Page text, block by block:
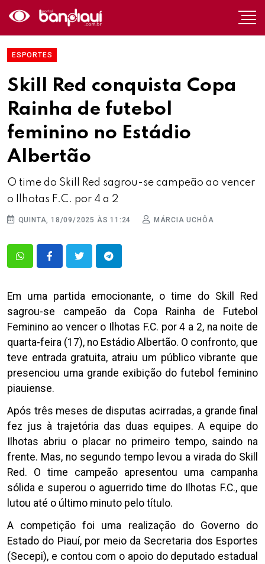
ESPORTES
Skill Red conquista Copa
Rainha de futebol
feminino no Estádio
Albertão
O time do Skill Red sagrou-se campeão ao vencer
o Ilhotas F.C. por 4 a 2
QUINTA, 18/09/2025 ÀS 11:24 MÁRCIA UCHÔA
Em uma partida emocionante, o time do Skill Red
sagrou-se campeão da Copa Rainha de Futebol
Feminino ao vencer o Ilhotas F.C. por 4 a 2, na noite de
quarta-feira (17), no Estádio Albertão. O confronto, que
teve entrada gratuita, atraiu um público vibrante que
presenciou uma grande exibição do futebol feminino
piauiense.
Após três meses de disputas acirradas, a grande final
fez jus à trajetória das duas equipes. A equipe do
Ilhotas abriu o placar no primeiro tempo, saindo na
frente. Mas, no segundo tempo levou a virada do Skill
Red. O time campeão apresentou uma campanha
sólida e superou o aguerrido time do Ilhotas F.C., que
lutou até o último minuto pelo título.
A competição foi uma realização do Governo do
Estado do Piauí, por meio da Secretaria dos Esportes
(Secepi), e contou com o apoio do deputado estadual